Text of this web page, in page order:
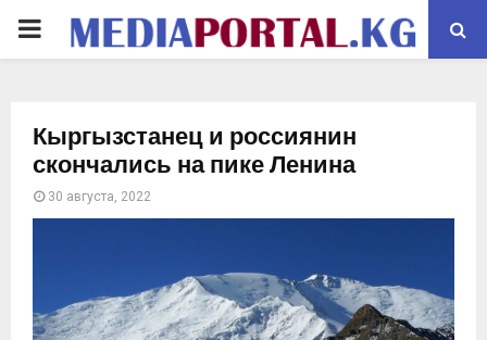
PRIMARY
Кыргызстанец и россиянин
скончались на пике Ленина
30 августа, 2022